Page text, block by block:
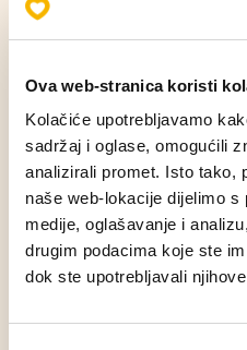
Ova web-stranica koristi
Kolačiće upotrebljavamo
sadržaj i oglase, omogućili
analizirali promet. Isto tako,
naše web-lokacije dijelimo
medije, oglašavanje i
drugim podacima koje ste
dok ste upotrebljavali
proizvodnih kapaciteta,
mreže poslovnica, kao i
konkurentnosti privatnog
financiranja, EBRD
poduzeća koja imaju
kako partnerstvo